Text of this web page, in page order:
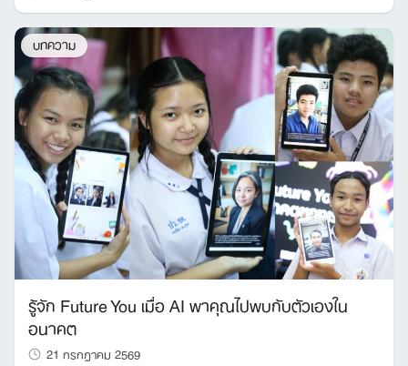
บทความ
รู้จัก Future You เมื่อ AI พาคุณไปพบกับตัวเองใน
อนาคต
21 กรกฎาคม 2569